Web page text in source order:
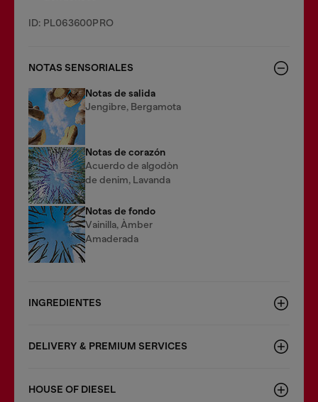
ID: PL063600PRO
NOTAS SENSORIALES
Notas de salida
Jengibre, Bergamota
Notas de corazón
Acuerdo de algodòn
de denim, Lavanda
Notas de fondo
Vainilla, Àmber
Amaderada
INGREDIENTES
DELIVERY & PREMIUM SERVICES
HOUSE OF DIESEL